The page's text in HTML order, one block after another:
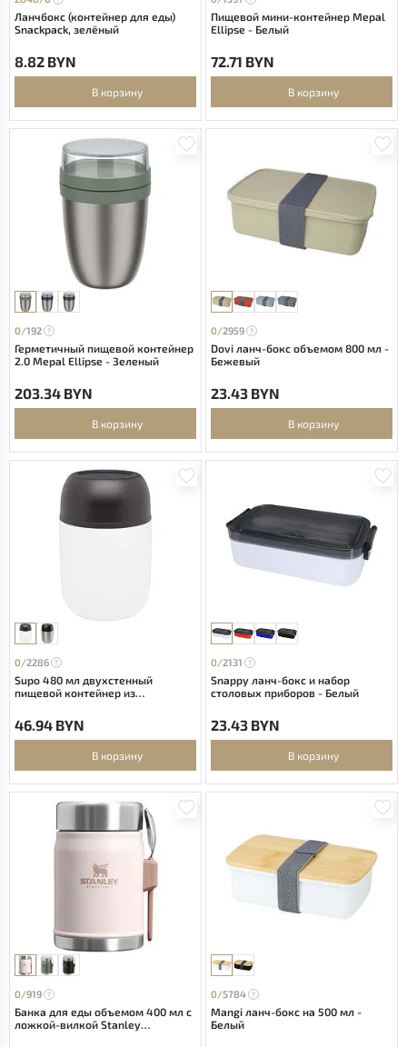
Ланчбокс (контейнер для еды)
Snackpack, зелёный
8.82 BYN
В корзину
Пищевой мини-контейнер Mepal
Ellipse - Белый
72.71 BYN
В корзину
0/192
Герметичный пищевой контейнер
2.0 Mepal Ellipse - Зеленый
203.34 BYN
В корзину
0/2959
Dovi ланч-бокс объемом 800 мл -
Бежевый
23.43 BYN
В корзину
0/2286
Supo 480 мл двухстенный
пищевой контейнер из
стали - Белый
46.94 BYN
В корзину
0/2131
Snappy ланч-бокс и набор
столовых приборов - Белый
23.43 BYN
В корзину
0/919
Банка для еды объемом 400 мл с
ложкой-вилкой Stanley
0/5784
Mangi ланч-бокс на 500 мл -
Белый